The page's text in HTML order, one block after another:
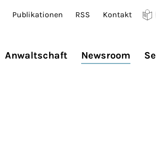
Publikationen RSS Kontakt
Anwaltschaft Newsroom